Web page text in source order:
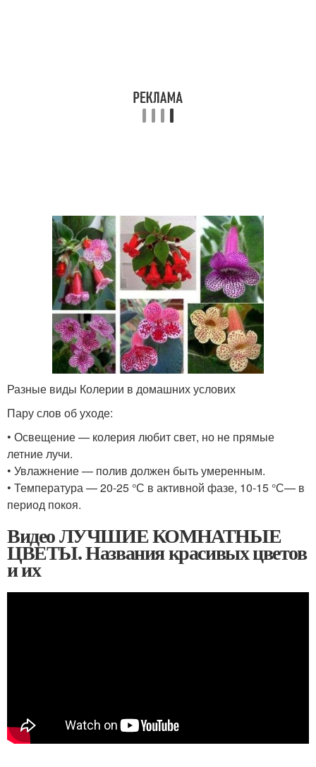
Разные виды Колерии в домашних услових
Пару слов об уходе:
• Освещение — колерия любит свет, но не прямые
летние лучи.
• Увлажнение — полив должен быть умеренным.
• Температура — 20-25 °С в активной фазе, 10-15 °С— в
период покоя.
Видео ЛУЧШИЕ КОМНАТНЫЕ
ЦВЕТЫ. Названия красивых цветов
и их